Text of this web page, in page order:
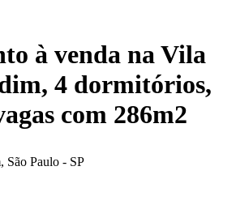
à venda na Vila
4 dormitórios,
com 286m2
, São Paulo - SP